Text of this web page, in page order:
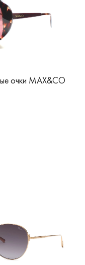
очки MAX&CO